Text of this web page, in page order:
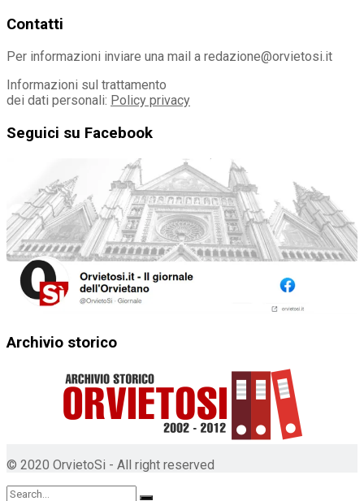
Contatti
Per informazioni inviare una mail a redazione@orvietosi.it
Informazioni sul trattamento
dei dati personali: Policy privacy
Seguici su Facebook
Archivio storico
© 2020 OrvietoSi - All right reserved